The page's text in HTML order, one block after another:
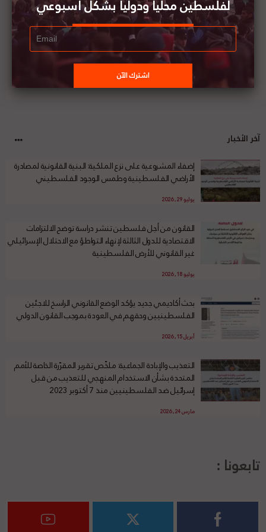
آخر الأخبار
إضفاء المشروعية على نزع الملكية: البنية القانونية لمصادرة
الأراضي الفلسطينية وطمس الوجود الفلسطيني
يوليو 29, 2026
القانون من أجل فلسطين تنشر دراسة توضح الالتزامات
الاقتصادية للدول الثالثة لإنهاء التواطؤ مع الاحتلال الإسرائيلي
غير القانوني للأرض الفلسطينية
يوليو 18, 2026
بحث أكاديمي جديد يؤكد الوضع القانوني الراسخ للاجئين
الفلسطينيين وحقهم في العودة بموجب القانون الدولي
أبريل 15, 2026
التعذيب والإبادة الجماعية: ملخّص تقرير المقرّرة الخاصة للأمم
المتحدة بشأن الاستخدام المنهجي للتعذيب من قبل
إسرائيل ضد الفلسطينيين منذ 7 أكتوبر 2023
مارس 24, 2026
تابعونا :
لفلسطين محليا ودوليا بشكل أسبوعي